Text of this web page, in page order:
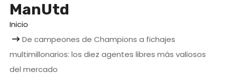
ManUtd
Inicio
De campeones de Champions a fichajes
multimillonarios: los diez agentes libres más valiosos
del mercado